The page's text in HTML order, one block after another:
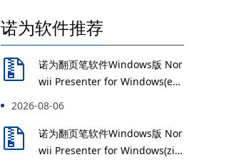
诺为软件推荐
诺为翻页笔软件Windows版 Nor
wii Presenter for Windows(exe
2026-08-06
诺为翻页笔软件Windows版 Nor
wii Presenter for Windows(zip